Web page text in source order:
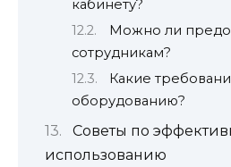
кабинету?
Можно ли
сотрудникам?
Какие
оборудованию?
Советы по
использованию